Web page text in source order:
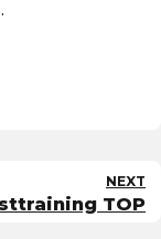
NEXT
TOP